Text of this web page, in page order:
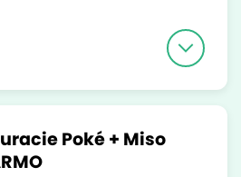
Poké + Miso